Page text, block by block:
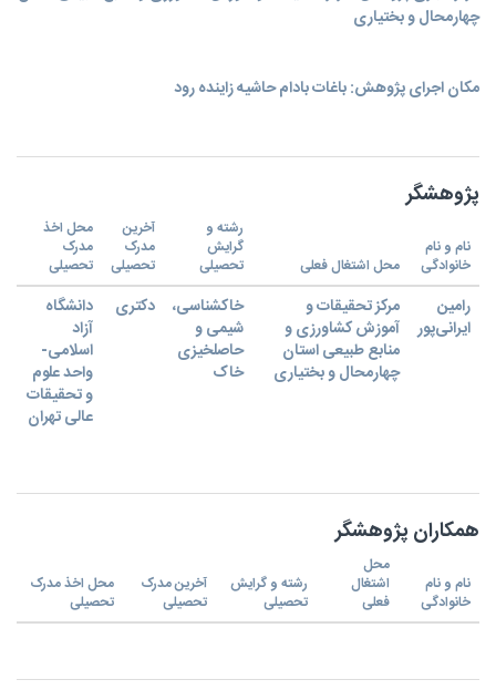
چهارمحال و بختیاری
مکان اجرای پژوهش: باغات بادام حاشیه زاینده رود
پژوهشگر
نام و نام
خانوادگی
محل اشتغال فعلی
رشته و
گرایش
تحصیلی
آخرین
مدرک
تحصیلی
محل اخذ
مدرک
تحصیلی
رامین
ایرانی‌پور
مرکز تحقیقات و
آموزش کشاورزی و
منابع طبیعی استان
چهارمحال و بختیاری
خاکشناسی،
شیمی ‌و‌
حاصلخیزی
خاک
دکتری
دانشگاه
آزاد
اسلامی-
واحد علوم
و تحقیقات
عالی تهران
همکاران پژوهشگر
نام و نام
خانوادگی
محل
اشتغال
فعلی
رشته و گرایش
تحصیلی
آخرین مدرک
تحصیلی
محل اخذ مدرک
تحصیلی